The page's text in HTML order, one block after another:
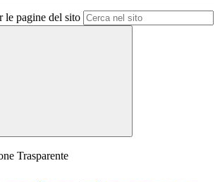
le pagine del sito
Trasparente